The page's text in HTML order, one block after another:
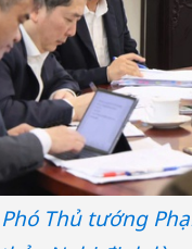
Phó Thủ tướng